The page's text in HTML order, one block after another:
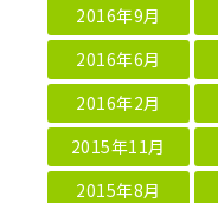
2016年9月
2016年6月
2016年2月
2015年11月
2015年8月